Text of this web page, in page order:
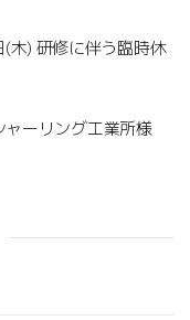
木) 研修に伴う臨時休
ャーリング工業所様